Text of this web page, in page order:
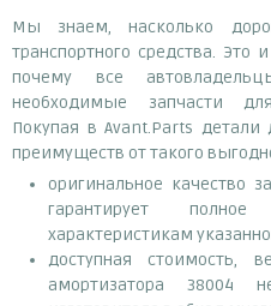
Мы знаем, насколько
транспортного средства. Это
почему все
необходимые запчасти
Покупая в Avant.Parts
преимуществ от такого
оригинальное качество
гарантирует полное
характеристикам
доступная стоимость,
амортизатора 38004